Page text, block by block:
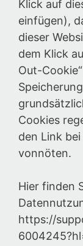
Klick auf
einfügen),
dieser
dem Klick
Out-
Cookies
den Link
vonnöten.
Hier finden
https://